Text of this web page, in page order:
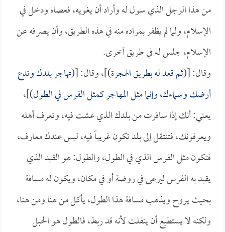
من هذا الرجل الذي سول له وأراد أن يغويه، فعصاه ودخل في
الإسلام، ولما لم يظفر بمراده منه في هذه الطريق، وأن يصرفه عن
الإسلام، جلس له في طريق أخرى.
وقال: [(ثم قعد له بطريق الهجرة)]، وقال: [(تهاجر بلدك وتدع
أرضك وسماءك، وإنما مثل المهاجر كمثل الفرس في الطول)]،
يعني: أنك إذا سافرت من بلدك الذي عشت فيه، وتعرف أهله
ويعرفونك، فتنتقل إلى بلد تكون غريباً فيه، ليس عندك معارف،
فتكون مثل الفرس الذي في الطول، والطول: هو القيد الذي
يقيد به الفرس ليرعى في روضة أو في مكان، ويكون له مسافة
بحيث يروح ويذهب مسافة هذا الطول، يأكل من هنا ومن هنا،
ولكنه لا يستطيع أن ينفلت لأنه قد ربط، فالطول هو الحبل